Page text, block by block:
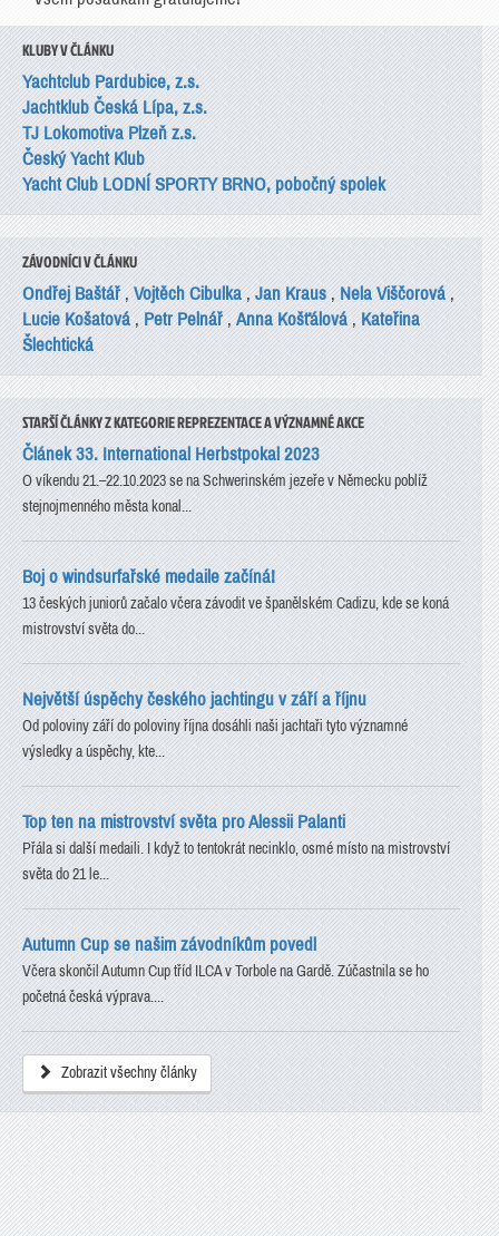
KLUBY V ČLÁNKU
Yachtclub Pardubice, z.s.
Jachtklub Česká Lípa, z.s.
TJ Lokomotiva Plzeň z.s.
Český Yacht Klub
Yacht Club LODNÍ SPORTY BRNO, pobočný spolek
ZÁVODNÍCI V ČLÁNKU
Ondřej Baštář,Vojtěch Cibulka,Jan Kraus,Nela Viščorová,
Lucie Košatová,Petr Pelnář,Anna Košťálová,Kateřina
Šlechtická
STARŠÍ ČLÁNKY Z KATEGORIE REPREZENTACE A VÝZNAMNÉ AKCE
Článek 33. International Herbstpokal 2023
O víkendu 21.–22.10.2023 se na Schwerinském jezeře v Německu poblíž
stejnojmenného města konal...
Boj o windsurfařské medaile začíná!
13 českých juniorů začalo včera závodit ve španělském Cadizu, kde se koná
mistrovství světa do...
Největší úspěchy českého jachtingu v září a říjnu
Od poloviny září do poloviny října dosáhli naši jachtaři tyto významné
výsledky a úspěchy, kte...
Top ten na mistrovství světa pro Alessii Palanti
Přála si další medaili. I když to tentokrát necinklo, osmé místo na mistrovství
světa do 21 le...
Autumn Cup se našim závodníkům povedl
Včera skončil Autumn Cup tříd ILCA v Torbole na Gardě. Zúčastnila se ho
početná česká výprava....
Zobrazit všechny články